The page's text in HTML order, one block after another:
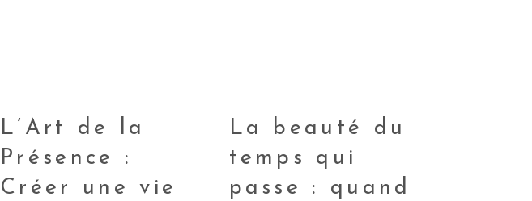
L’Art de la
Présence :
Créer une vie
La beauté du
temps qui
passe : quand